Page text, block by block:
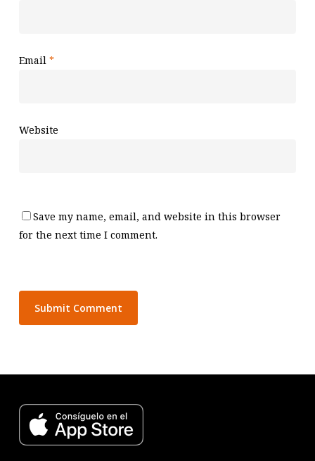
Email *
Website
Save my name, email, and website in this browser
for the next time I comment.